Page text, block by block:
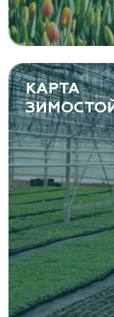
Самарская
Фермерская 14
(8482) 650 010
www.yoly-
«ВЕНЕВ»
Тульская
Борщевое,
8 963 224 87 99
https://
«ВЕНЕВ»
Тульская
Борщевое,
КАРТА